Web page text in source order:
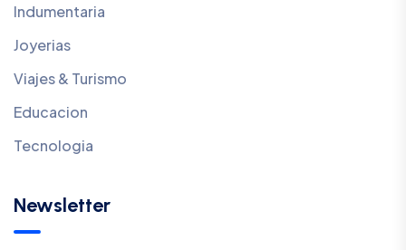
Indumentaria
Joyerias
Viajes & Turismo
Educacion
Tecnologia
Newsletter